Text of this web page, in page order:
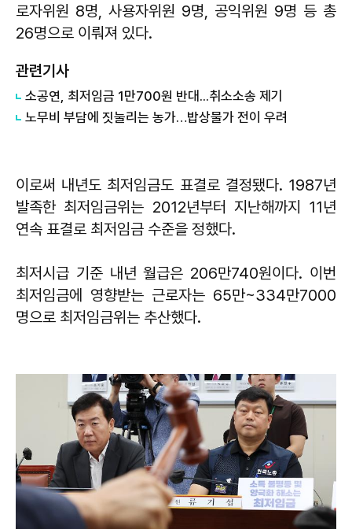
로자위원 8명, 사용자위원 9명, 공익위원 9명 등 총
26명으로 이뤄져 있다.
관련기사
소공연, 최저임금 1만700원 반대...취소소송 제기
노무비 부담에 짓눌리는 농가…밥상물가 전이 우려
이로써 내년도 최저임금도 표결로 결정됐다. 1987년
발족한 최저임금위는 2012년부터 지난해까지 11년
연속 표결로 최저임금 수준을 정했다.
최저시급 기준 내년 월급은 206만740원이다. 이번
최저임금에 영향받는 근로자는 65만~334만7000
명으로 최저임금위는 추산했다.